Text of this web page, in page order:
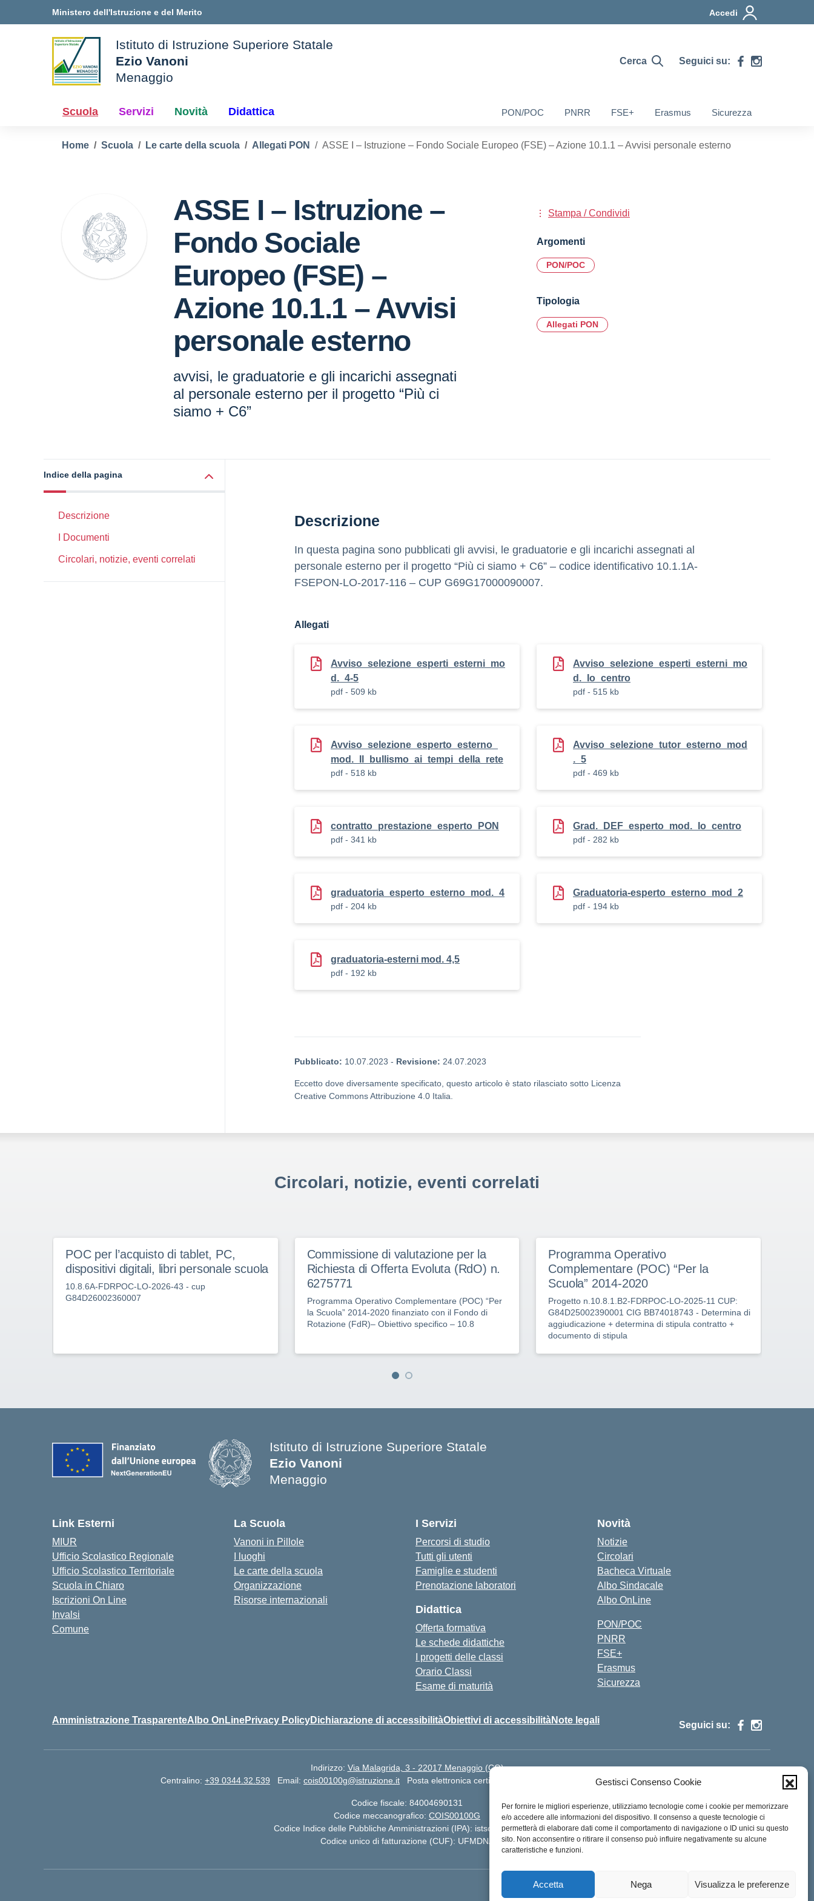
Gestisci Consenso Cookie
Per fornire le migliori esperienze, utilizziamo tecnologie come i cookie per memorizzare
e/o accedere alle informazioni del dispositivo. Il consenso a queste tecnologie ci
permetterà di elaborare dati come il comportamento di navigazione o ID unici su questo
sito. Non acconsentire o ritirare il consenso può influire negativamente su alcune
caratteristiche e funzioni.
Accetta Nega Visualizza le preferenze
Ministero dell'Istruzione e del Merito Accedi
della scuola
Istituto di Istruzione Superiore Statale
Ezio Vanoni
Menaggio
Cerca Seguici su:
Scuola Servizi Novità Didattica PON/POC PNRR FSE+ Erasmus Sicurezza
Home Scuola Le carte della scuola Allegati PON ASSE I – Istruzione – Fondo Sociale Europeo (FSE) – Azione 10.1.1 – Avvisi personale esterno
ASSE I – Istruzione –
Fondo Sociale
Europeo (FSE) –
Azione 10.1.1 – Avvisi
personale esterno
avvisi, le graduatorie e gli incarichi assegnati
al personale esterno per il progetto “Più ci
siamo + C6”
Stampa / Condividi
Argomenti
PON/POC
Tipologia
Allegati PON
Indice della pagina
Descrizione
I Documenti
Circolari, notizie, eventi correlati
Descrizione
In questa pagina sono pubblicati gli avvisi, le graduatorie e gli incarichi assegnati al
personale esterno per il progetto “Più ci siamo + C6” – codice identificativo 10.1.1A-
FSEPON-LO-2017-116 – CUP G69G17000090007.
Allegati
Avviso_selezione_esperti_esterni_mo
d._4-5
pdf - 509 kb
Avviso_selezione_esperti_esterni_mo
d._Io_centro
pdf - 515 kb
Avviso_selezione_esperto_esterno_
mod._Il_bullismo_ai_tempi_della_rete
pdf - 518 kb
Avviso_selezione_tutor_esterno_mod
._5
pdf - 469 kb
contratto_prestazione_esperto_PON
pdf - 341 kb
Grad._DEF_esperto_mod._Io_centro
pdf - 282 kb
graduatoria_esperto_esterno_mod._4
pdf - 204 kb
Graduatoria-esperto_esterno_mod_2
pdf - 194 kb
graduatoria-esterni mod. 4,5
pdf - 192 kb
Pubblicato: 10.07.2023 - Revisione: 24.07.2023
Eccetto dove diversamente specificato, questo articolo è stato rilasciato sotto Licenza
Creative Commons Attribuzione 4.0 Italia.
Circolari, notizie, eventi correlati
POC per l’acquisto di tablet, PC,
dispositivi digitali, libri personale scuola
10.8.6A-FDRPOC-LO-2026-43 - cup
G84D26002360007
Commissione di valutazione per la
Richiesta di Offerta Evoluta (RdO) n.
6275771
Programma Operativo Complementare (POC) “Per
la Scuola” 2014-2020 finanziato con il Fondo di
Rotazione (FdR)– Obiettivo specifico – 10.8
Programma Operativo
Complementare (POC) “Per la
Scuola” 2014-2020
Progetto n.10.8.1.B2-FDRPOC-LO-2025-11 CUP:
G84D25002390001 CIG BB74018743 - Determina di
aggiudicazione + determina di stipula contratto +
documento di stipula
Istituto di Istruzione Superiore Statale
Ezio Vanoni
Menaggio
Link Esterni
MIUR
Ufficio Scolastico Regionale
Ufficio Scolastico Territoriale
Scuola in Chiaro
Iscrizioni On Line
Invalsi
Comune
La Scuola
Vanoni in Pillole
I luoghi
Le carte della scuola
Organizzazione
Risorse internazionali
I Servizi
Percorsi di studio
Tutti gli utenti
Famiglie e studenti
Prenotazione laboratori
Didattica
Offerta formativa
Le schede didattiche
I progetti delle classi
Orario Classi
Esame di maturità
Novità
Notizie
Circolari
Bacheca Virtuale
Albo Sindacale
Albo OnLine
PON/POC
PNRR
FSE+
Erasmus
Sicurezza
Amministrazione TrasparenteAlbo OnLinePrivacy PolicyDichiarazione di accessibilitàObiettivi di accessibilitàNote legali Seguici su:
Indirizzo: Via Malagrida, 3 - 22017 Menaggio (CO)
Centralino: +39 0344.32.539 Email: cois00100g@istruzione.it Posta elettronica certificata (PEC): cois00100g@pec.istruzione.it
Codice fiscale: 84004690131
Codice meccanografico: COIS00100G
Codice Indice delle Pubbliche Amministrazioni (IPA): istsc_cois00100g
Codice unico di fatturazione (CUF): UFMDNA
Idea e progetto di Designers Italia